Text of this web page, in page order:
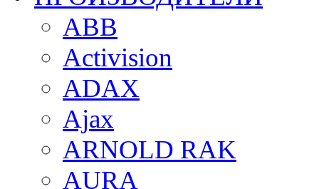
ABB
Activision
ADAX
Ajax
ARNOLD RAK
AURA